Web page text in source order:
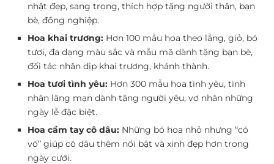
nhật đẹp, sang trọng, thích hợp tặng người thân, bạn
bè, đồng nghiệp.
Hoa khai trương: Hơn 100 mẫu hoa theo lẵng, giỏ, bó
tươi, đa dạng màu sắc và mẫu mã dành tặng bạn bè,
đối tác nhân dịp khai trương, khánh thành.
Hoa tươi tình yêu: Hơn 300 mẫu hoa tình yêu, tình
nhân lãng mạn dành tặng người yêu, vợ nhân những
ngày lễ đặc biệt.
Hoa cầm tay cô dâu: Những bó hoa nhỏ nhưng “có
võ” giúp cô dâu thêm nổi bật và xinh đẹp hơn trong
ngày cưới.